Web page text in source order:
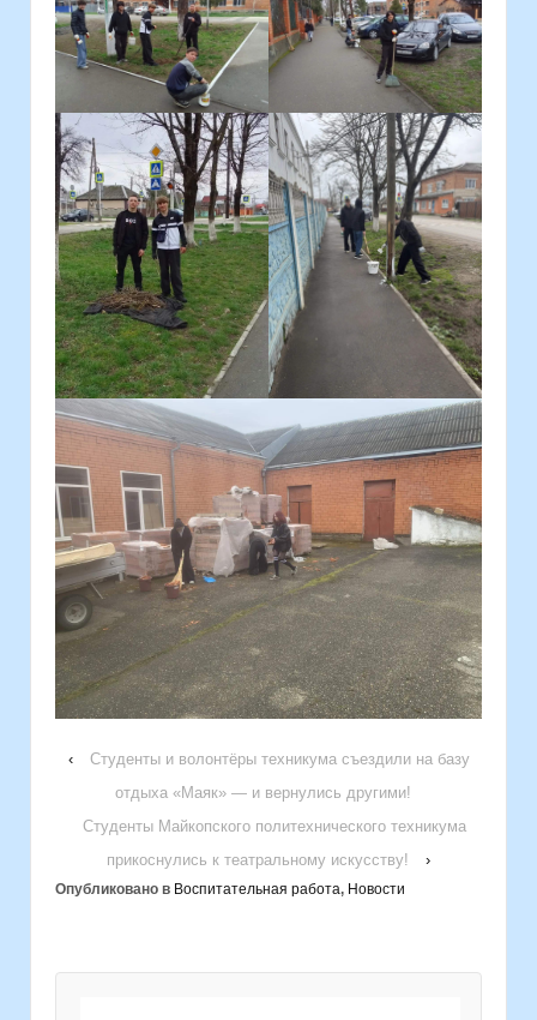
‹
Студенты и волонтёры техникума съездили на базу
отдыха «Маяк» — и вернулись другими!
Студенты Майкопского политехнического техникума
прикоснулись к театральному искусству!
›
Опубликовано в Воспитательная работа, Новости